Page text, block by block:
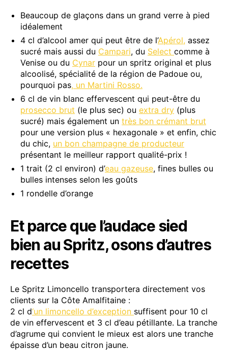
Beaucoup de glaçons dans un grand verre à pied
idéalement
4 cl d’alcool amer qui peut être de l’Apérol, assez
sucré mais aussi du Campari, du Select comme à
Venise ou du Cynar pour un spritz original et plus
alcoolisé, spécialité de la région de Padoue ou,
pourquoi pas, un Martini Rosso.
6 cl de vin blanc effervescent qui peut-être du
prosecco brut (le plus sec) ou extra dry (plus
sucré) mais également un très bon crémant brut
pour une version plus « hexagonale » et enfin, chic
du chic, un bon champagne de producteur
présentant le meilleur rapport qualité-prix !
1 trait (2 cl environ) d’eau gazeuse, fines bulles ou
bulles intenses selon les goûts
1 rondelle d’orange
Et parce que l’audace sied
bien au Spritz, osons d’autres
recettes
Le Spritz Limoncello transportera directement vos
clients sur la Côte Amalfitaine :
2 cl d‘un limoncello d’exception suffisent pour 10 cl
de vin effervescent et 3 cl d’eau pétillante. La tranche
d’agrume qui convient le mieux est alors une tranche
épaisse d’un beau citron jaune.